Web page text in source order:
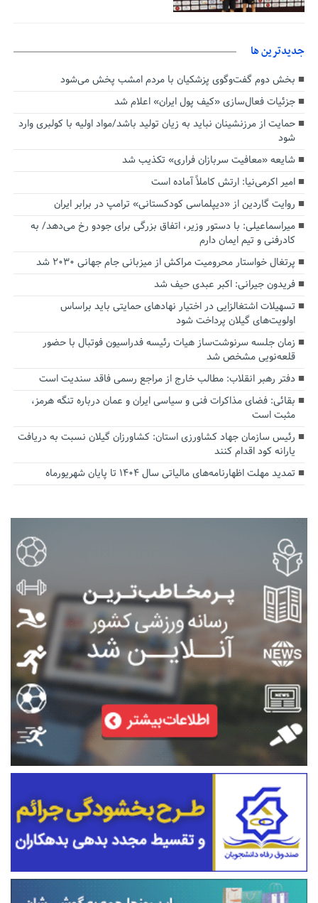
جديدترين ها
بخش دوم گفت‌وگوی پزشکیان با مردم امشب پخش می‌شود
جزئیات فعال‌سازی «کیف پول ایران» اعلام شد
حمایت از مرزنشینان نباید به زیان تولید باشد/مواد اولیه با کولبری وارد
شود
شایعه «معافیت سربازان فراری» تکذیب شد
امیر اکرمی‌نیا: ارتش کاملاً آماده است
روایت گاردین از «دیپلماسی کودکستانی» ترامپ در برابر ایران
میراسماعیلی: با دستور وزیر، اتفاق بزرگی برای جودو رخ می‌دهد/ به
کادرفنی و تیم ایمان دارم
پرتغال خواستار محرومیت مراکش از میزبانی جام جهانی ۲۰۳۰ شد
فریدون جیرانی: اکبر عبدی حیف شد
تسهیلات اشتغالزایی در اختیار نهادهای حمایتی باید براساس
اولویت‌های گیلان پرداخت شود
زمان جلسه سرنوشت‌ساز هیات رئیسه فدراسیون فوتبال با حضور
قلعه‌نویی مشخص شد
دفتر رهبر انقلاب: مطالب خارج از مراجع رسمی فاقد سندیت است
بقائی: فضای مذاکرات فنی و سیاسی ایران و عمان درباره تنگه هرمز،
مثبت است
رئیس سازمان جهاد کشاورزی استان: کشاورزان گیلان نسبت به دریافت
یارانه کود اقدام کنند
تمدید مهلت اظهارنامه‌های مالیاتی سال ۱۴۰۴ تا پایان شهریورماه